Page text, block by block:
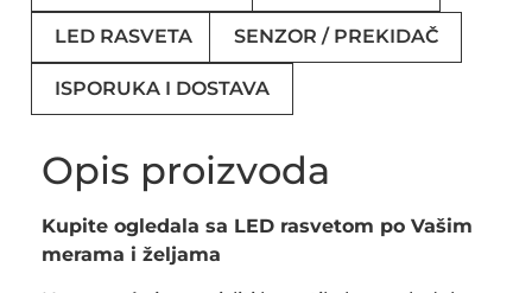
LED RASVETA SENZOR / PREKIDAČ
ISPORUKA I DOSTAVA
Opis proizvoda
Kupite ogledala sa LED rasvetom po Vašim
merama i željama